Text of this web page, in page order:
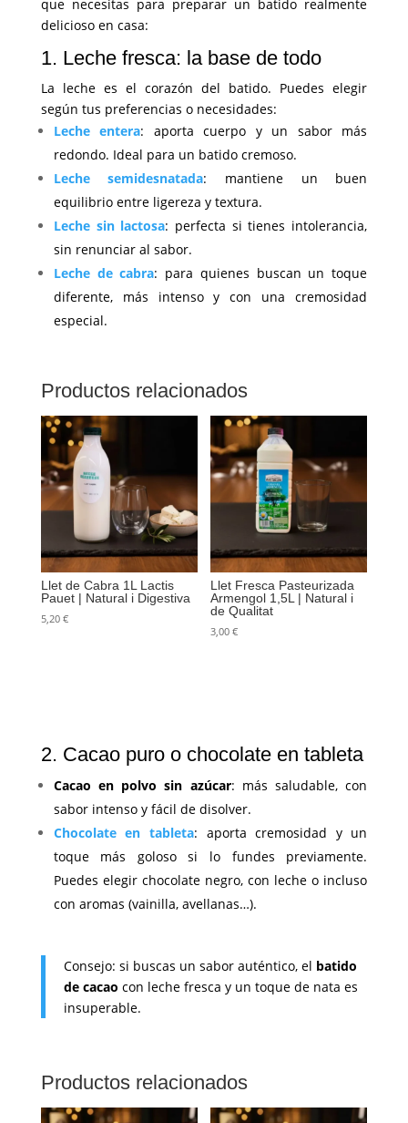
que necesitas para preparar un batido realmente
delicioso en casa:
1. Leche fresca: la base de todo
La leche es el corazón del batido. Puedes elegir
según tus preferencias o necesidades:
Leche entera: aporta cuerpo y un sabor más
redondo. Ideal para un batido cremoso.
Leche semidesnatada: mantiene un buen
equilibrio entre ligereza y textura.
Leche sin lactosa: perfecta si tienes intolerancia,
sin renunciar al sabor.
Leche de cabra: para quienes buscan un toque
diferente, más intenso y con una cremosidad
especial.
Productos relacionados
Llet de Cabra 1L Lactis
Pauet | Natural i Digestiva
5,20 €
Llet Fresca Pasteurizada
Armengol 1,5L | Natural i
de Qualitat
3,00€
2. Cacao puro o chocolate en tableta
Cacao en polvo sin azúcar: más saludable, con
sabor intenso y fácil de disolver.
Chocolate en tableta: aporta cremosidad y un
toque más goloso si lo fundes previamente.
Puedes elegir chocolate negro, con leche o incluso
con aromas (vainilla, avellanas…).
Consejo: si buscas un sabor auténtico, el batido
de cacao con leche fresca y un toque de nata es
insuperable.
Productos relacionados